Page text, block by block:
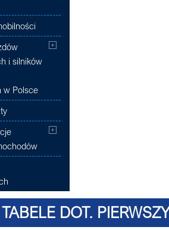
i silników
w Polsce
TABELE DOT.